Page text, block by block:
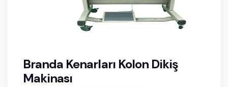
Branda Kenarları Kolon Dikiş
Makinası